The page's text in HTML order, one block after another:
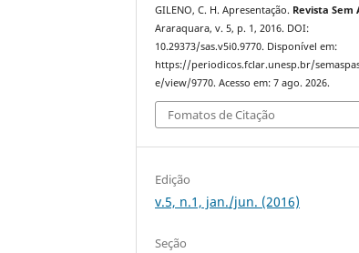
GILENO, C. H. Apresentação. Revista Sem
Araraquara, v. 5, p. 1, 2016. DOI:
10.29373/sas.v5i0.9770. Disponível em:
https://periodicos.fclar.unesp.br/
e/view/9770. Acesso em: 7 ago. 2026.
Fomatos de Citação
Edição
v.5, n.1, jan./jun. (2016)
Seção